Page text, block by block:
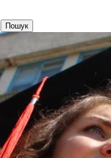
Пошук